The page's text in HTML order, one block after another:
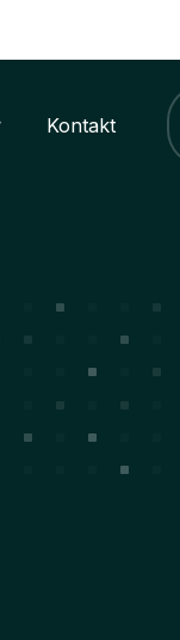
Kontakt